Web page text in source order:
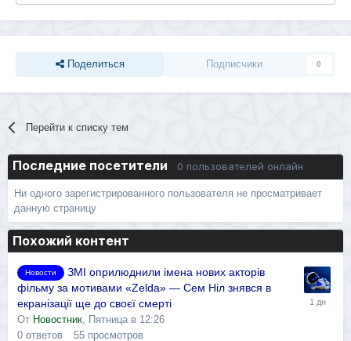
Поделиться Подписчики 0
Перейти к списку тем
Последние посетители 0 пользователей онлайн
Ни одного зарегистрированного пользователя не просматривает
данную страницу
Похожий контент
Новости
ЗМІ оприлюднили імена нових акторів
фільму за мотивами «Zelda» — Сем Ніл знявся в
екранізації ще до своєї смерті
От Новостник
Пятница в 12:26
0 ответов 55 просмотров